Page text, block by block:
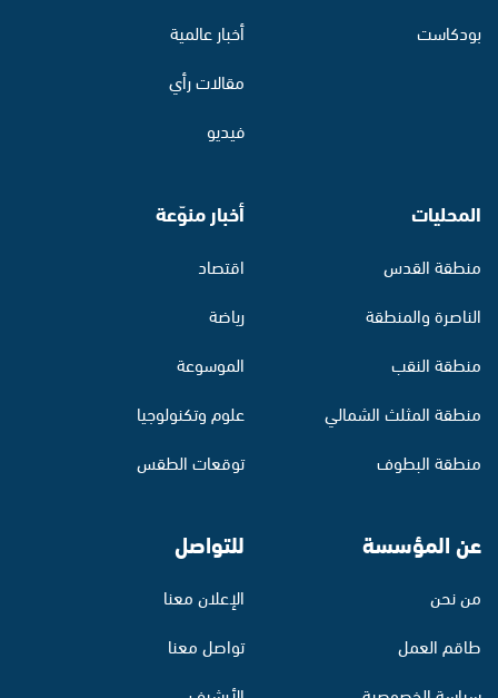
بودكاست
أخبار عالمية
مقالات رأي
فيديو
المحليات
منطقة القدس
الناصرة والمنطقة
منطقة النقب
منطقة المثلث الشمالي
منطقة البطوف
أخبار منوّعة
اقتصاد
رياضة
الموسوعة
علوم وتكنولوجيا
توقعات الطقس
عن المؤسسة
من نحن
طاقم العمل
للتواصل
الإعلان معنا
تواصل معنا